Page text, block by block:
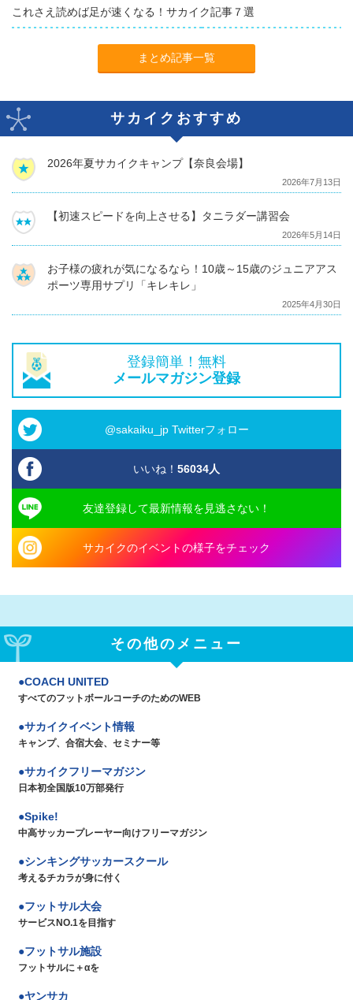
これさえ読めば足が速くなる！サカイク記事７選
まとめ記事一覧
サカイクおすすめ
2026年夏サカイクキャンプ【奈良会場】
2026年7月13日
【初速スピードを向上させる】タニラダー講習会
2026年5月14日
お子様の疲れが気になるなら！10歳～15歳のジュニアアス
ポーツ専用サプリ「キレキレ」
2025年4月30日
登録簡単！無料
メールマガジン登録
@sakaiku_jp Twitterフォロー
いいね！ 56034人
友達登録して最新情報を見逃さない！
サカイクのイベントの様子をチェック
その他のメニュー
COACH UNITED
すべてのフットボールコーチのためのWEB
サカイクイベント情報
キャンプ、合宿大会、セミナー等
サカイクフリーマガジン
日本初全国版10万部発行
Spike!
中高サッカープレーヤー向けフリーマガジン
シンキングサッカースクール
考えるチカラが身に付く
フットサル大会
サービスNO.1を目指す
フットサル施設
フットサルに＋αを
ヤンサカ